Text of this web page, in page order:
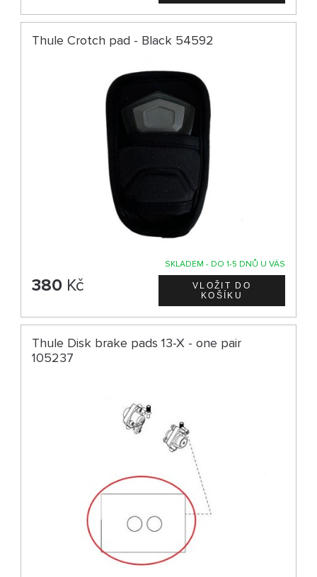
Thule Crotch pad - Black 54592
SKLADEM - DO 1-5 DNŮ U VÁS
380 Kč
Thule Disk brake pads 13-X - one pair
105237